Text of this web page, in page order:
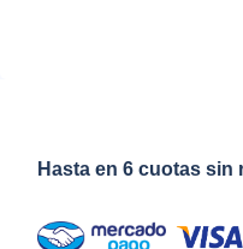
Hasta en 6 cuotas sin